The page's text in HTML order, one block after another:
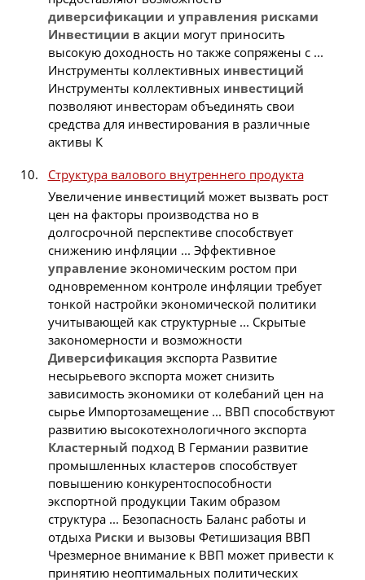
диверсификации и управления рисками
Инвестиции в акции могут приносить
высокую доходность но также сопряжены с ...
Инструменты коллективных инвестиций
Инструменты коллективных инвестиций
позволяют инвесторам объединять свои
средства для инвестирования в различные
активы К
Структура валового внутреннего продукта
Увеличение инвестиций может вызвать рост
цен на факторы производства но в
долгосрочной перспективе способствует
снижению инфляции ... Эффективное
управлениеэкономическим ростом при
одновременном контроле инфляции требует
тонкой настройки экономической политики
учитывающей как структурные ... Скрытые
закономерности и возможности
Диверсификация экспорта Развитие
несырьевого экспорта может снизить
зависимость экономики от колебаний цен на
сырье Импортозамещение ... ВВП способствуют
развитию высокотехнологичного экспорта
Кластерный подход В Германии развитие
промышленных кластеров способствует
повышению конкурентоспособности
экспортной продукции Таким образом
структура ... Безопасность Баланс работы и
отдыха Риски и вызовы Фетишизация ВВП
Чрезмерное внимание к ВВП может привести к
принятию неоптимальных политических